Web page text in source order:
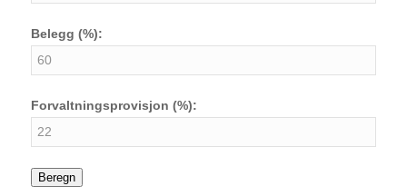
Belegg (%):
Forvaltningsprovisjon (%):
Beregn